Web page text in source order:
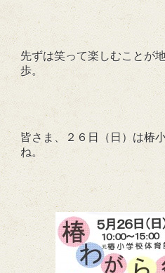
先ずは笑って楽しむことが
歩。
皆さま、２６日（日）は椿
ね。